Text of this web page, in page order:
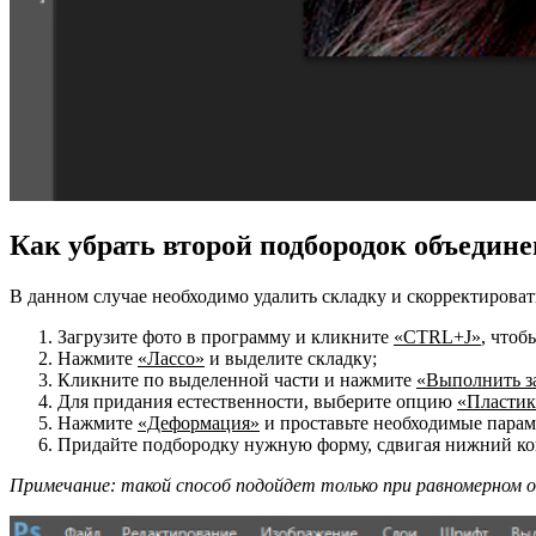
Как убрать второй подбородок
В данном случае необходимо удалить складку и
Загрузите фото в программу и кликните «CTRL+J»,
Нажмите «Лассо» и выделите складку;
Кликните по выделенной части и нажмите «Выполнить
Для придания естественности, выберите опцию
Нажмите «Деформация» и проставьте необходимые
Придайте подбородку нужную форму, сдвигая нижний
Примечание: такой способ подойдет только при равномерном